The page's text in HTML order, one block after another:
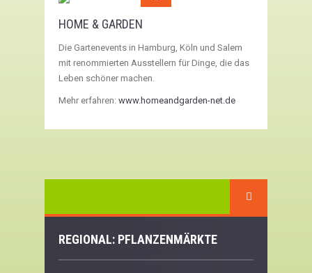
HOME & GARDEN
Die Gartenevents in Hamburg, Köln und Salem
mit renommierten Ausstellern für Dinge, die das
Leben schöner machen.
Mehr erfahren: www.homeandgarden-net.de
REGIONAL: PFLANZENMÄRKTE